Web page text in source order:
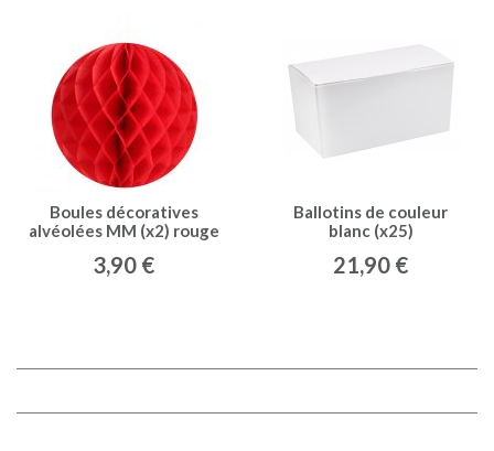
Boules décoratives
alvéolées MM (x2) rouge
3,90 €
Ballotins de couleur
blanc (x25)
21,90 €